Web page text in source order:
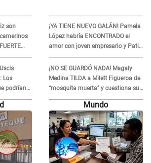
son
Gabriel
Los
podrían
¡YA TIENE NUEVO GALÁN! Pamela
López habría ENCONTRADO el
amor con joven empresario y Pati
Lorena la ECHA en VIVO
¡NO SE GUARDÓ NADA! Magaly
Medina TILDA a Milett Figueroa de
“mosquita muerta” y cuestiona su
RECONCILIACIÓN con Marcelo
Tinelli en TV argentina
Mundo